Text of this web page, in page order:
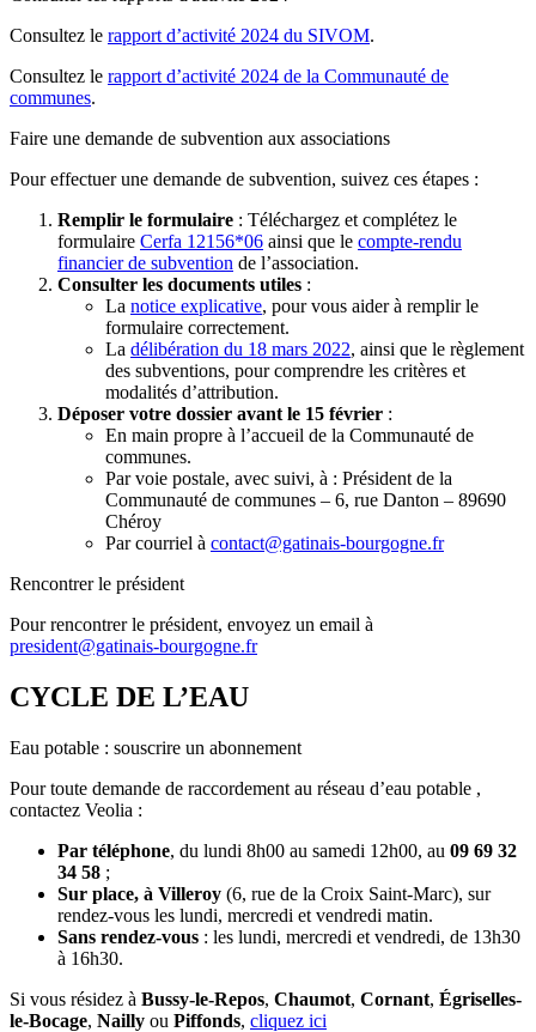
Consultez le rapport d’activité 2024 du SIVOM.
Consultez le rapport d’activité 2024 de la Communauté de
communes.
Faire une demande de subvention aux associations
Pour effectuer une demande de subvention, suivez ces étapes :
Remplir le formulaire : Téléchargez et complétez le
formulaire Cerfa 12156*06 ainsi que le compte-rendu
financier de subvention de l’association.
Consulter les documents utiles :
La notice explicative, pour vous aider à remplir le
formulaire correctement.
La délibération du 18 mars 2022, ainsi que le règlement
des subventions, pour comprendre les critères et
modalités d’attribution.
Déposer votre dossier avant le 15 février :
En main propre à l’accueil de la Communauté de
communes.
Par voie postale, avec suivi, à : Président de la
Communauté de communes – 6, rue Danton – 89690
Chéroy
Par courriel à contact@gatinais-bourgogne.fr
Rencontrer le président
Pour rencontrer le président, envoyez un email à
president@gatinais-bourgogne.fr
CYCLE DE L’EAU
Eau potable : souscrire un abonnement
Pour toute demande de raccordement au réseau d’eau potable ,
contactez Veolia :
Par téléphone, du lundi 8h00 au samedi 12h00, au 09 69 32
34 58 ;
Sur place, à Villeroy (6, rue de la Croix Saint-Marc), sur
rendez-vous les lundi, mercredi et vendredi matin.
Sans rendez-vous : les lundi, mercredi et vendredi, de 13h30
à 16h30.
Si vous résidez à Bussy-le-Repos, Chaumot, Cornant, Égriselles-
le-Bocage, Nailly ou Piffonds, cliquez ici